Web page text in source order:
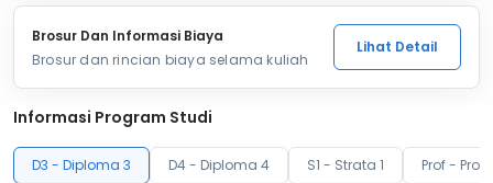
Brosur Dan Informasi Biaya
Brosur dan rincian biaya selama kuliah
Lihat Detail
Informasi Program Studi
D3 - Diploma 3 D4 - Diploma 4 S1 - Strata 1 Prof -